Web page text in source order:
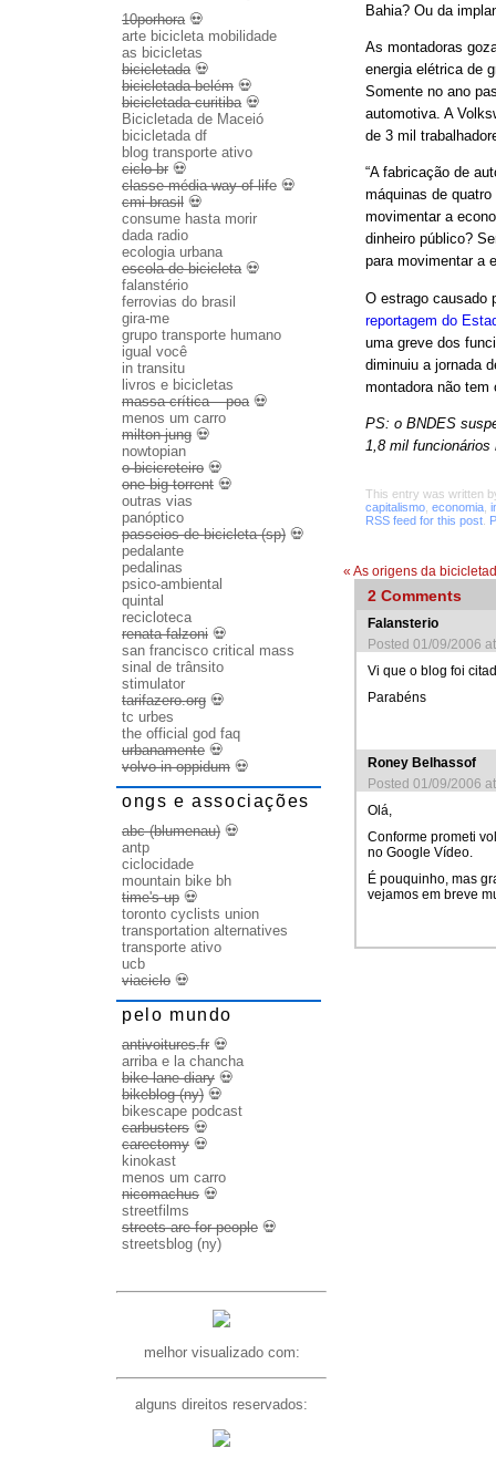
Bahia? Ou da
As montadoras
energia elétrica de
Somente no ano
automotiva. A
de 3 mil
“A fabricação de
máquinas de
movimentar a
dinheiro público?
para movimentar a
O estrago causado
reportagem do
uma greve dos
diminuiu a jornada
montadora não
PS: o BNDES
1,8 mil funcionários
This entry was written
capitalismo economia
RSS feed for this post
« As origens da
2 Comments
Falansterio
Posted 01/09/2006
Vi que o blog foi
Parabéns
Roney Belhassof
Posted 01/09/2006
Olá,
Conforme prometi
no Google Vídeo.
É pouquinho, mas
vejamos em breve
10porhora💀
arte bicicleta mobilidade
as bicicletas
bicicletada💀
bicicletada belém 💀
bicicletada curitiba💀
Bicicletada de Maceió
bicicletada df
blog transporte ativo
ciclo br 💀
classe média way of life 💀
cmi brasil 💀
consume hasta morir
dada radio
ecologia urbana
escola de bicicleta💀
falanstério
ferrovias do brasil
gira-me
grupo transporte humano
igual você
in transitu
livros e bicicletas
massa crítica – poa💀
menos um carro
milton jung 💀
nowtopian
o bicicreteiro 💀
one big torrent 💀
outras vias
panóptico
passeios de bicicleta (sp) 💀
pedalante
pedalinas
psico-ambiental
quintal
recicloteca
renata falzoni 💀
san francisco critical mass
sinal de trânsito
stimulator
tarifazero.org 💀
tc urbes
the official god faq
urbanamente 💀
volvo in oppidum 💀
ongs e associações
abc (blumenau) 💀
antp
ciclocidade
mountain bike bh
time's up 💀
toronto cyclists union
transportation alternatives
transporte ativo
ucb
viaciclo 💀
pelo mundo
antivoitures.fr 💀
arriba e la chancha
bike lane diary 💀
bikeblog (ny) 💀
bikescape podcast
carbusters 💀
carectomy 💀
kinokast
menos um carro
nicomachus 💀
streetfilms
streets are for people 💀
streetsblog (ny)
melhor visualizado com:
alguns direitos reservados: